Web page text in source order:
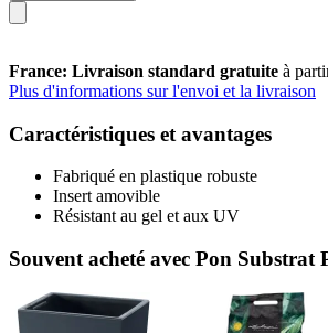
France: Livraison standard gratuite à
Plus d'informations sur l'envoi et la livraison
Caractéristiques et avantages
Fabriqué en plastique robuste
Insert amovible
Résistant au gel et aux UV
Souvent acheté avec Pon Substrat